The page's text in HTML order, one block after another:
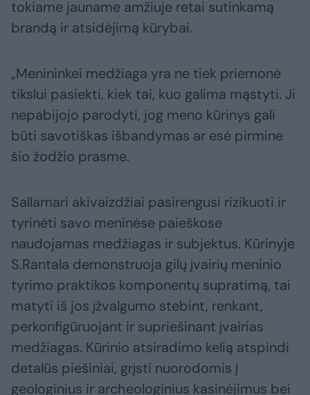
tokiame jauname amžiuje retai sutinkamą
brandą ir atsidėjimą kūrybai.
„Menininkei medžiaga yra ne tiek priemonė
tikslui pasiekti, kiek tai, kuo galima mąstyti. Ji
nepabijojo parodyti, jog meno kūrinys gali
būti savotiškas išbandymas ar esė pirmine
šio žodžio prasme.
Sallamari akivaizdžiai pasirengusi rizikuoti ir
tyrinėti savo meninėse paieškose
naudojamas medžiagas ir subjektus. Kūrinyje
S.Rantala demonstruoja gilų įvairių meninio
tyrimo praktikos komponentų supratimą, tai
matyti iš jos įžvalgumo stebint, renkant,
perkonfigūruojant ir supriešinant įvairias
medžiagas. Kūrinio atsiradimo kelią atspindi
detalūs piešiniai, grįsti nuorodomis į
geologinius ir archeologinius kasinėjimus bei